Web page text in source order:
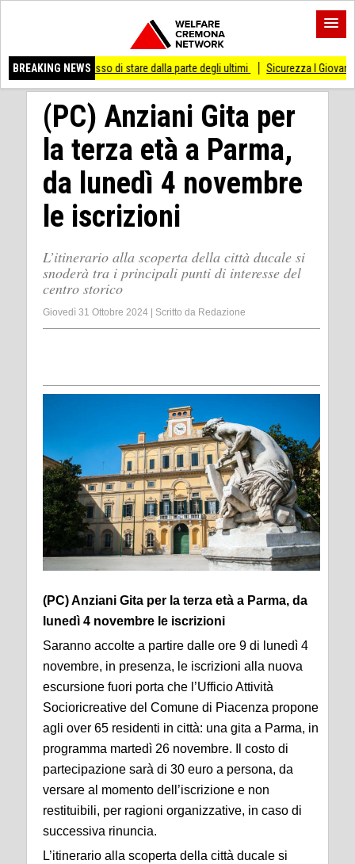
BREAKING NEWS
smesso di stare dalla parte degli ultimi Sicurezza I Giovani Democratici
(PC) Anziani Gita per
la terza età a Parma,
da lunedì 4 novembre
le iscrizioni
L’itinerario alla scoperta della città ducale si
snoderà tra i principali punti di interesse del
centro storico
Giovedì 31 Ottobre 2024 Scritto da Redazione
(PC) Anziani Gita per la terza età a Parma, da
lunedì 4 novembre le iscrizioni
Saranno accolte a partire dalle ore 9 di lunedì 4
novembre, in presenza, le iscrizioni alla nuova
escursione fuori porta che l’Ufficio Attività
Socioricreative del Comune di Piacenza propone
agli over 65 residenti in città: una gita a Parma, in
programma martedì 26 novembre. Il costo di
partecipazione sarà di 30 euro a persona, da
versare al momento dell’iscrizione e non
restituibili, per ragioni organizzative, in caso di
successiva rinuncia.
L’itinerario alla scoperta della città ducale si